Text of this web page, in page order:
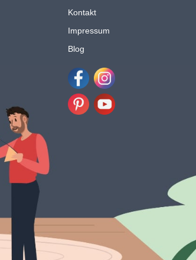
Kontakt
Impressum
Blog
FacebookInstagram